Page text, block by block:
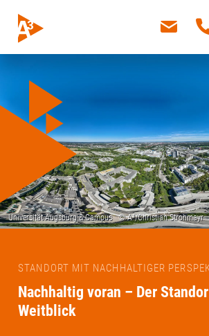
STANDORT MIT NACHHALTIGER
Nachhaltig voran – Der
Weitblick